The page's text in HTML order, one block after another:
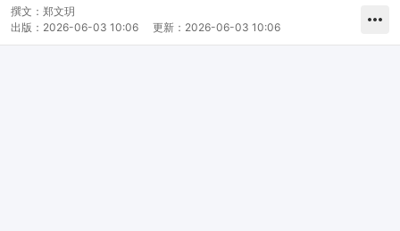
撰文： 郑文玥
出版： 2026-06-03 10:06 更新： 2026-06-03 10:06